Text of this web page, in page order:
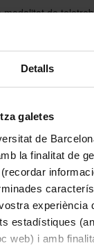
Detalls
galetes
de
la finalitat de
experiència
estadístiques
web) i amb
de
a vegades
de la
alguna
Caps d'Estudis
de Centre.
que reflexionen
i la
Neutrality